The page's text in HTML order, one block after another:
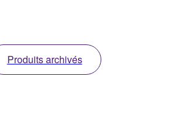
Produits archivés